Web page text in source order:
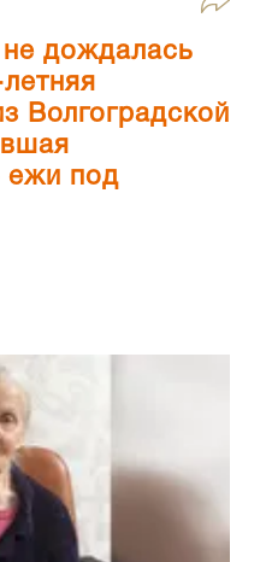
дождалась
Волгоградской
ежи под